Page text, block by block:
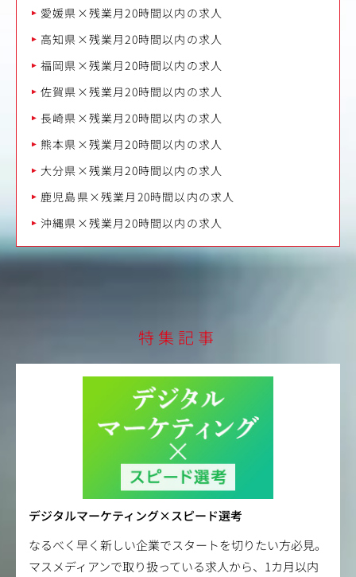
愛媛県×残業月20時間以内の求人
高知県×残業月20時間以内の求人
福岡県×残業月20時間以内の求人
佐賀県×残業月20時間以内の求人
長崎県×残業月20時間以内の求人
熊本県×残業月20時間以内の求人
大分県×残業月20時間以内の求人
鹿児島県×残業月20時間以内の求人
沖縄県×残業月20時間以内の求人
特集記事
デジタルマーケティング×スピード選考
なるべく早く新しい企業でスタートを切りたい方必見。
マスメディアンで取り扱っている求人から、1カ月以内